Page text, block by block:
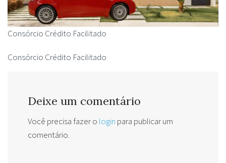
Consórcio Crédito Facilitado
Consórcio Crédito Facilitado
Deixe um comentário
Você precisa fazer o login para publicar um
comentário.